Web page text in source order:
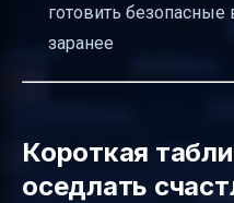
готовить
заранее
Короткая
оседлать